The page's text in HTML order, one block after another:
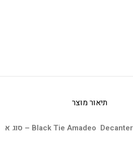
תיאור מוצר
Black Tie Amadeo Decanter – סוג א